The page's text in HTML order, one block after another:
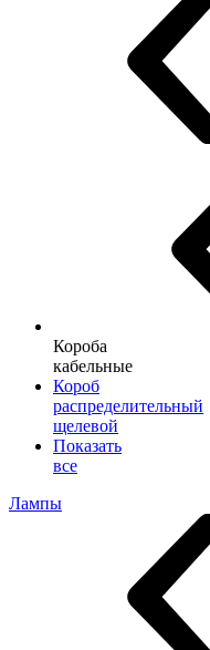
Короба
кабельные
Короб
распределительный
щелевой
Показать
все
Лампы